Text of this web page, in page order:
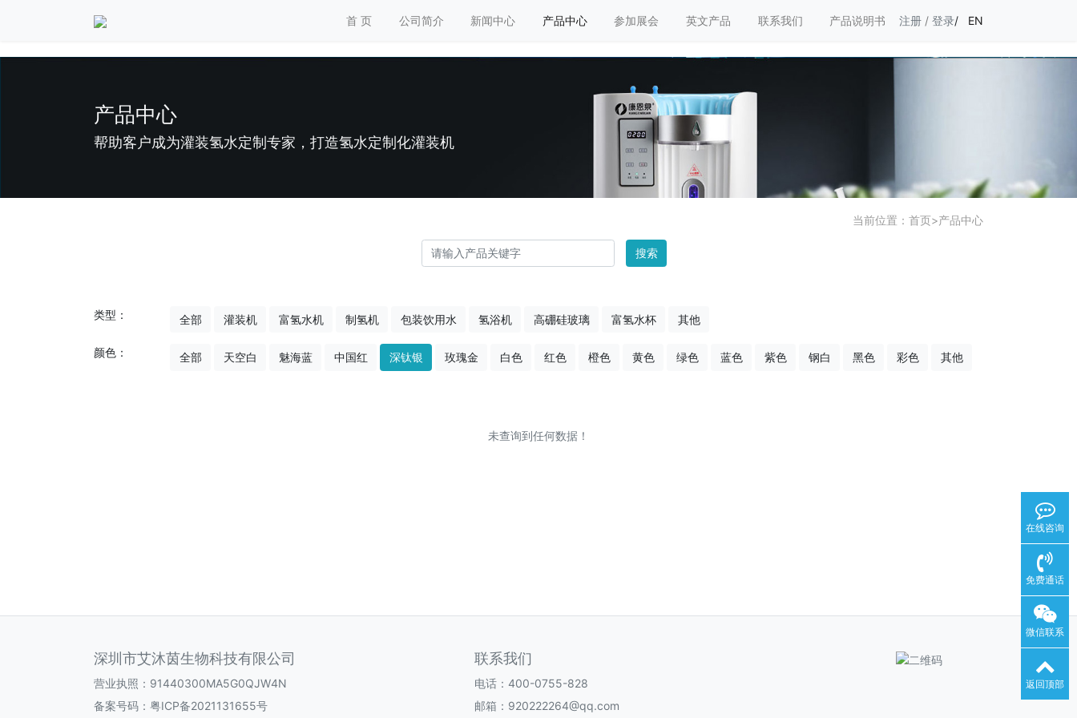
首 页 公司简介 新闻中心 产品中心 参加展会 英文产品 联系我们 产品说明书 注册 / 登录/ EN
产品中心
帮助客户成为灌装氢水定制专家，打造氢水定制化灌装机
当前位置： 首页>产品中心
搜索
类型： 全部 灌装机 富氢水机 制氢机 包装饮用水 氢浴机 高硼硅玻璃 富氢水杯 其他
颜色： 全部 天空白 魅海蓝 中国红 深钛银 玫瑰金 白色 红色 橙色 黄色 绿色 蓝色 紫色 钢白 黑色 彩色 其他
未查询到任何数据！
深圳市艾沐茵生物科技有限公司
营业执照：91440300MA5G0QJW4N
备案号码： 粤ICP备2021131655号
联系我们
电话：400-0755-828
邮箱：920222264@qq.com
在线咨询
免费通话
微信联系
返回顶部